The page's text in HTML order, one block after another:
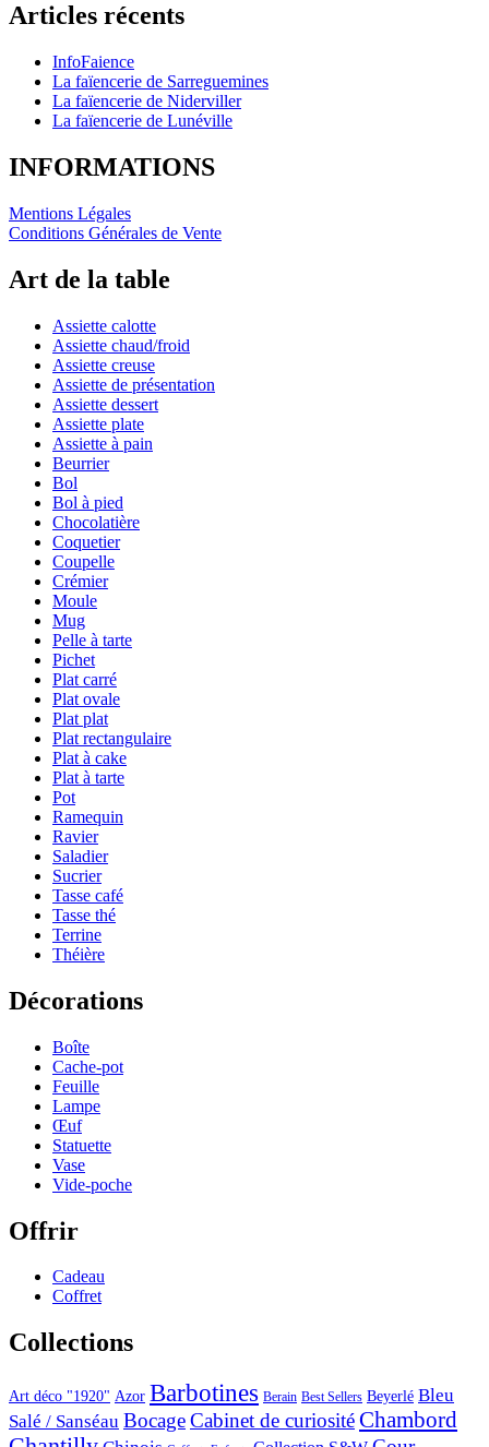
Articles récents
InfoFaience
La faïencerie de Sarreguemines
La faïencerie de Niderviller
La faïencerie de Lunéville
INFORMATIONS
Mentions Légales
Conditions Générales de Vente
Art de la table
Assiette calotte
Assiette chaud/froid
Assiette creuse
Assiette de présentation
Assiette dessert
Assiette plate
Assiette à pain
Beurrier
Bol
Bol à pied
Chocolatière
Coquetier
Coupelle
Crémier
Moule
Mug
Pelle à tarte
Pichet
Plat carré
Plat ovale
Plat plat
Plat rectangulaire
Plat à cake
Plat à tarte
Pot
Ramequin
Ravier
Saladier
Sucrier
Tasse café
Tasse thé
Terrine
Théière
Décorations
Boîte
Cache-pot
Feuille
Lampe
Œuf
Statuette
Vase
Vide-poche
Offrir
Cadeau
Coffret
Collections
Art déco "1920" Azor Barbotines Berain Best Sellers Beyerlé Bleu
Salé / Sanséau BocageCabinet de curiositéChambord